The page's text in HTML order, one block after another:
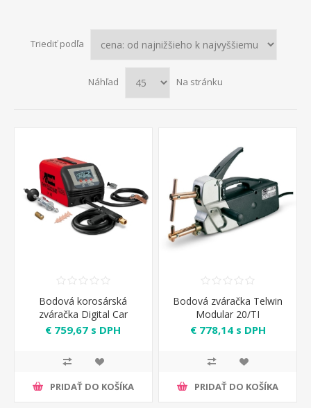
Triediť podľa
Náhľad Na stránku
Bodová korosárská
zváračka Digital Car
Puller 5500 400V Telwin
€ 759,67 s DPH
PRIDAŤ DO KOŠÍKA
Bodová zváračka Telwin
Modular 20/TI
€ 778,14 s DPH
PRIDAŤ DO KOŠÍKA